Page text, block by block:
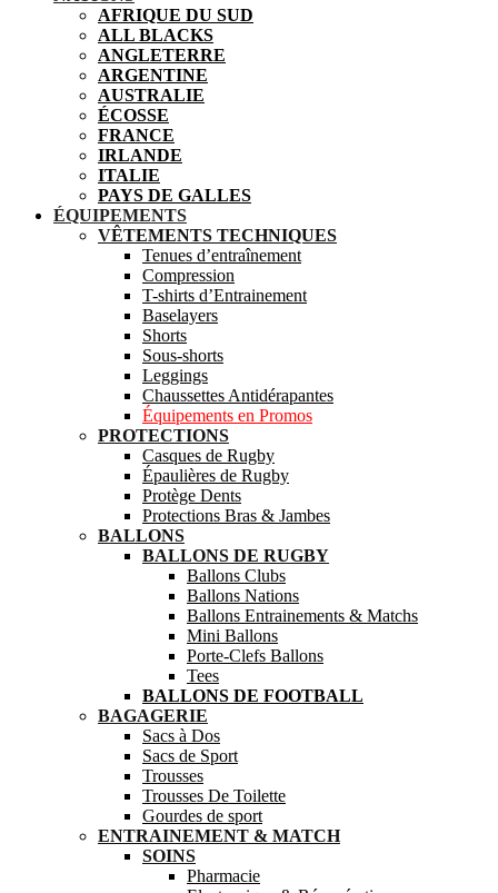
AFRIQUE DU SUD
ALL BLACKS
ANGLETERRE
ARGENTINE
AUSTRALIE
ÉCOSSE
FRANCE
IRLANDE
ITALIE
PAYS DE GALLES
ÉQUIPEMENTS
VÊTEMENTS TECHNIQUES
Tenues d’entraînement
Compression
T-shirts d’Entrainement
Baselayers
Shorts
Sous-shorts
Leggings
Chaussettes Antidérapantes
Équipements en Promos
PROTECTIONS
Casques de Rugby
Épaulières de Rugby
Protège Dents
Protections Bras & Jambes
BALLONS
BALLONS DE RUGBY
Ballons Clubs
Ballons Nations
Ballons Entrainements & Matchs
Mini Ballons
Porte-Clefs Ballons
Tees
BALLONS DE FOOTBALL
BAGAGERIE
Sacs à Dos
Sacs de Sport
Trousses
Trousses De Toilette
Gourdes de sport
ENTRAINEMENT & MATCH
SOINS
Pharmacie